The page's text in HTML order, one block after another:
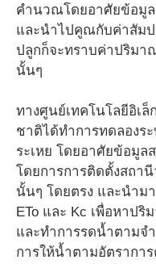
คำนวณโดยอาศัยข้อมู
และนำไปคูณกับค่าสัม
ปลูกก็จะทราบค่าปริม
นั้นๆ
ทางศูนย์เทคโนโลยีอิเ
ชาติได้ทำการทดลองร
ระเหย โดยอาศัยข้อมู
โดยการการติดตั้งสถา
นั้นๆ โดยตรง และนำม
ETo และ Kc เพื่อหาป
และทำการรดน้ำตาม
การให้น้ำตามอัตรากา